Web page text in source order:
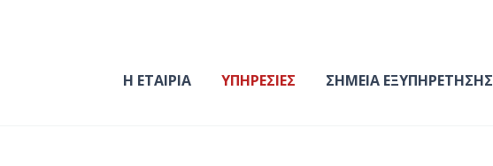
Η ΕΤΑΙΡΙΑ ΥΠΗΡΕΣΙΕΣ ΣΗΜΕΙΑ ΕΞΥΠΗΡΕΤΗΣΗΣ